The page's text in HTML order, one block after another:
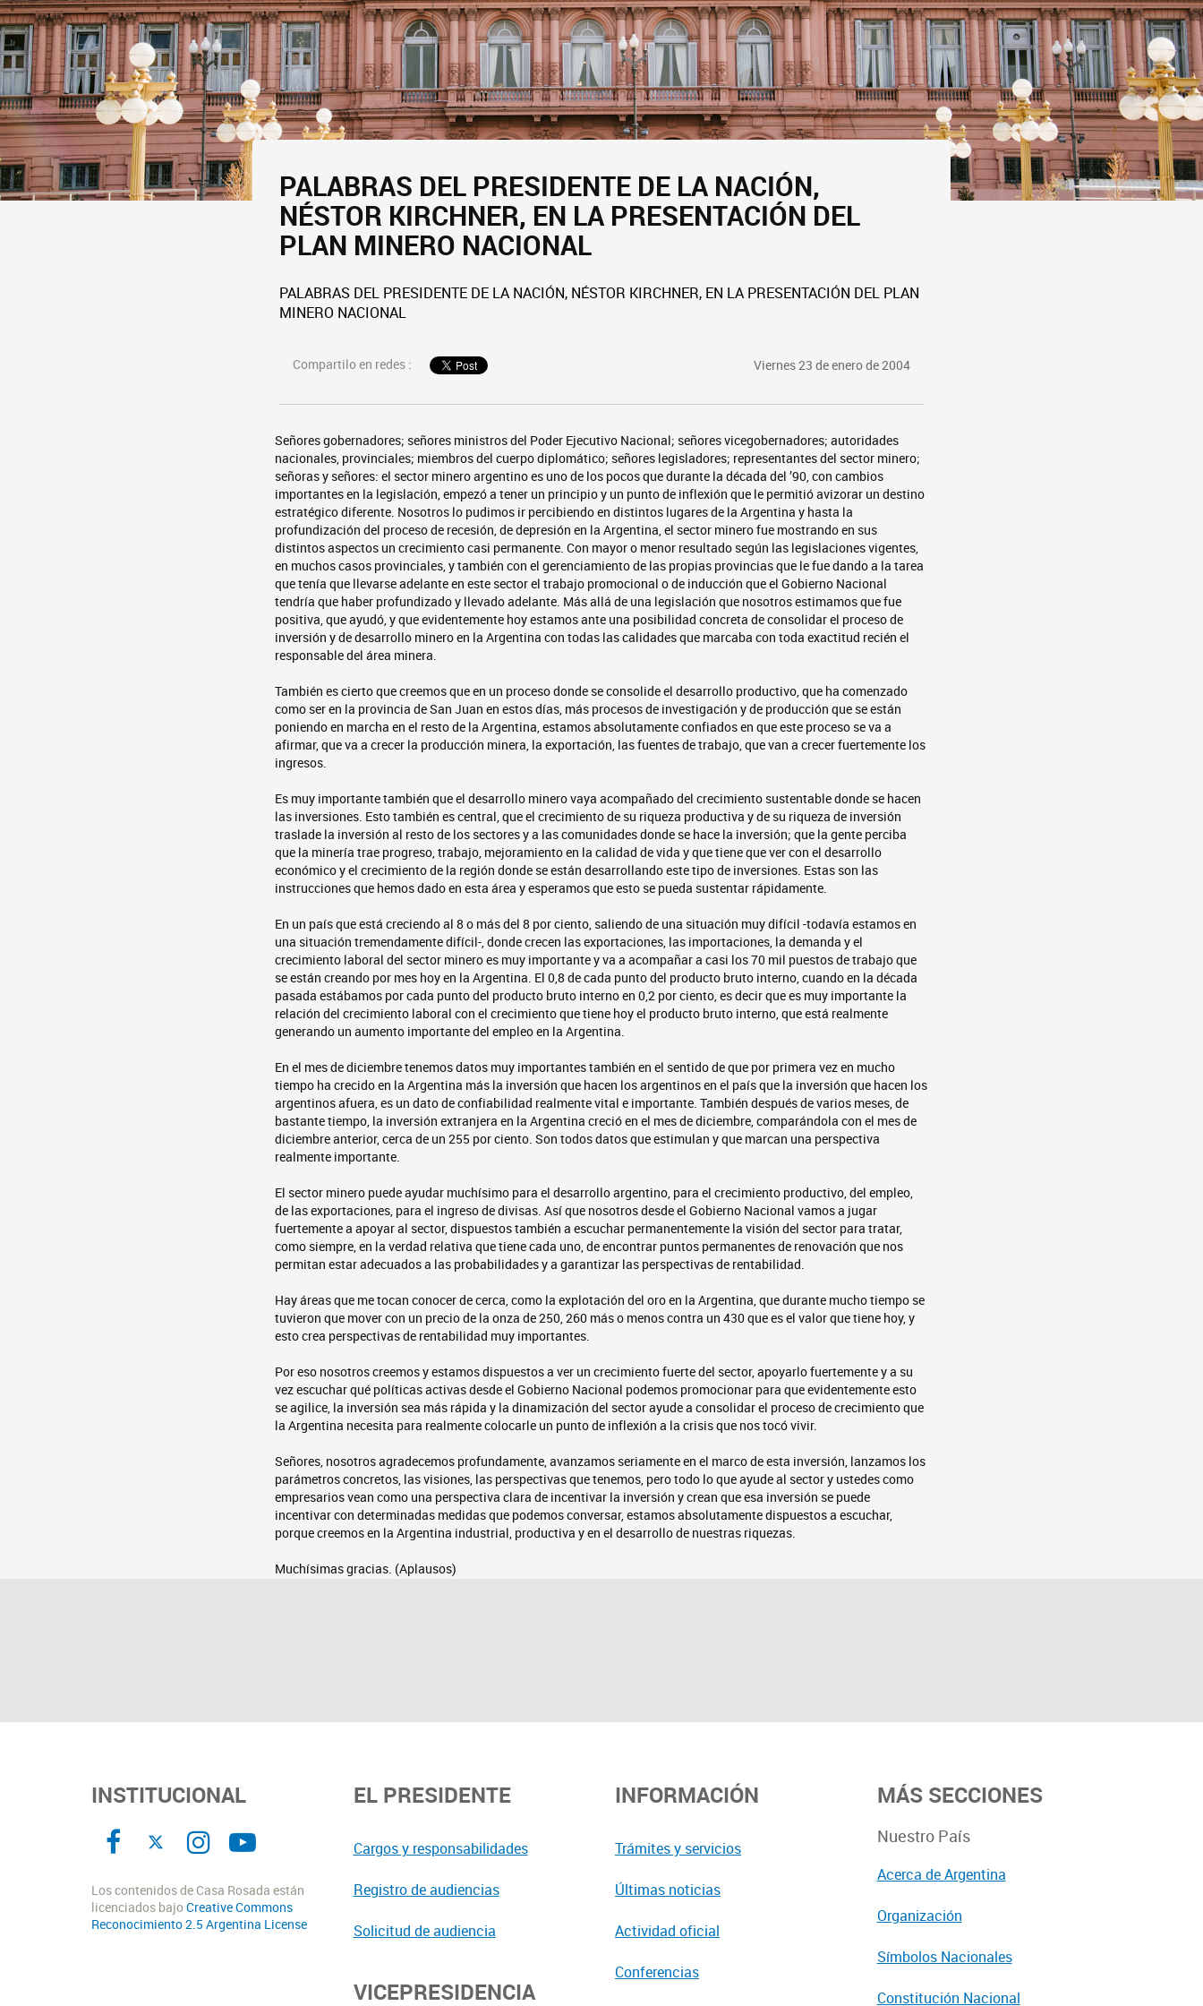
PALABRAS DEL PRESIDENTE DE LA NACIÓN,
NÉSTOR KIRCHNER, EN LA PRESENTACIÓN DEL
PLAN MINERO NACIONAL
PALABRAS DEL PRESIDENTE DE LA NACIÓN, NÉSTOR KIRCHNER, EN LA PRESENTACIÓN DEL PLAN
MINERO NACIONAL
Compartilo en redes : Viernes 23 de enero de 2004
Señores gobernadores; señores ministros del Poder Ejecutivo Nacional; señores vicegobernadores; autoridades
nacionales, provinciales; miembros del cuerpo diplomático; señores legisladores; representantes del sector minero;
señoras y señores: el sector minero argentino es uno de los pocos que durante la década del ’90, con cambios
importantes en la legislación, empezó a tener un principio y un punto de inflexión que le permitió avizorar un destino
estratégico diferente. Nosotros lo pudimos ir percibiendo en distintos lugares de la Argentina y hasta la
profundización del proceso de recesión, de depresión en la Argentina, el sector minero fue mostrando en sus
distintos aspectos un crecimiento casi permanente. Con mayor o menor resultado según las legislaciones vigentes,
en muchos casos provinciales, y también con el gerenciamiento de las propias provincias que le fue dando a la tarea
que tenía que llevarse adelante en este sector el trabajo promocional o de inducción que el Gobierno Nacional
tendría que haber profundizado y llevado adelante. Más allá de una legislación que nosotros estimamos que fue
positiva, que ayudó, y que evidentemente hoy estamos ante una posibilidad concreta de consolidar el proceso de
inversión y de desarrollo minero en la Argentina con todas las calidades que marcaba con toda exactitud recién el
responsable del área minera.
También es cierto que creemos que en un proceso donde se consolide el desarrollo productivo, que ha comenzado
como ser en la provincia de San Juan en estos días, más procesos de investigación y de producción que se están
poniendo en marcha en el resto de la Argentina, estamos absolutamente confiados en que este proceso se va a
afirmar, que va a crecer la producción minera, la exportación, las fuentes de trabajo, que van a crecer fuertemente los
ingresos.
Es muy importante también que el desarrollo minero vaya acompañado del crecimiento sustentable donde se hacen
las inversiones. Esto también es central, que el crecimiento de su riqueza productiva y de su riqueza de inversión
traslade la inversión al resto de los sectores y a las comunidades donde se hace la inversión; que la gente perciba
que la minería trae progreso, trabajo, mejoramiento en la calidad de vida y que tiene que ver con el desarrollo
económico y el crecimiento de la región donde se están desarrollando este tipo de inversiones. Estas son las
instrucciones que hemos dado en esta área y esperamos que esto se pueda sustentar rápidamente.
En un país que está creciendo al 8 o más del 8 por ciento, saliendo de una situación muy difícil -todavía estamos en
una situación tremendamente difícil-, donde crecen las exportaciones, las importaciones, la demanda y el
crecimiento laboral del sector minero es muy importante y va a acompañar a casi los 70 mil puestos de trabajo que
se están creando por mes hoy en la Argentina. El 0,8 de cada punto del producto bruto interno, cuando en la década
pasada estábamos por cada punto del producto bruto interno en 0,2 por ciento, es decir que es muy importante la
relación del crecimiento laboral con el crecimiento que tiene hoy el producto bruto interno, que está realmente
generando un aumento importante del empleo en la Argentina.
En el mes de diciembre tenemos datos muy importantes también en el sentido de que por primera vez en mucho
tiempo ha crecido en la Argentina más la inversión que hacen los argentinos en el país que la inversión que hacen los
argentinos afuera, es un dato de confiabilidad realmente vital e importante. También después de varios meses, de
bastante tiempo, la inversión extranjera en la Argentina creció en el mes de diciembre, comparándola con el mes de
diciembre anterior, cerca de un 255 por ciento. Son todos datos que estimulan y que marcan una perspectiva
realmente importante.
El sector minero puede ayudar muchísimo para el desarrollo argentino, para el crecimiento productivo, del empleo,
de las exportaciones, para el ingreso de divisas. Así que nosotros desde el Gobierno Nacional vamos a jugar
fuertemente a apoyar al sector, dispuestos también a escuchar permanentemente la visión del sector para tratar,
como siempre, en la verdad relativa que tiene cada uno, de encontrar puntos permanentes de renovación que nos
permitan estar adecuados a las probabilidades y a garantizar las perspectivas de rentabilidad.
Hay áreas que me tocan conocer de cerca, como la explotación del oro en la Argentina, que durante mucho tiempo se
tuvieron que mover con un precio de la onza de 250, 260 más o menos contra un 430 que es el valor que tiene hoy, y
esto crea perspectivas de rentabilidad muy importantes.
Por eso nosotros creemos y estamos dispuestos a ver un crecimiento fuerte del sector, apoyarlo fuertemente y a su
vez escuchar qué políticas activas desde el Gobierno Nacional podemos promocionar para que evidentemente esto
se agilice, la inversión sea más rápida y la dinamización del sector ayude a consolidar el proceso de crecimiento que
la Argentina necesita para realmente colocarle un punto de inflexión a la crisis que nos tocó vivir.
Señores, nosotros agradecemos profundamente, avanzamos seriamente en el marco de esta inversión, lanzamos los
parámetros concretos, las visiones, las perspectivas que tenemos, pero todo lo que ayude al sector y ustedes como
empresarios vean como una perspectiva clara de incentivar la inversión y crean que esa inversión se puede
incentivar con determinadas medidas que podemos conversar, estamos absolutamente dispuestos a escuchar,
porque creemos en la Argentina industrial, productiva y en el desarrollo de nuestras riquezas.
Muchísimas gracias. (Aplausos)
INSTITUCIONAL
Los contenidos de Casa Rosada están
licenciados bajoCreative Commons
Reconocimiento 2.5 Argentina License
EL PRESIDENTE
Cargos y responsabilidades
Registro de audiencias
Solicitud de audiencia
VICEPRESIDENCIA
INFORMACIÓN
Trámites y servicios
Últimas noticias
Actividad oficial
Conferencias
MÁS SECCIONES
Nuestro País
Acerca de Argentina
Organización
Símbolos Nacionales
Constitución Nacional